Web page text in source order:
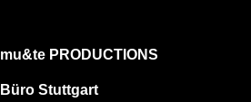
mu&te PRODUCTIONS
Büro Stuttgart